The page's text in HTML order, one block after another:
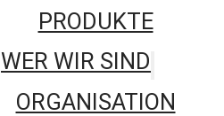
PRODUKTE
WER WIR SIND
ORGANISATION